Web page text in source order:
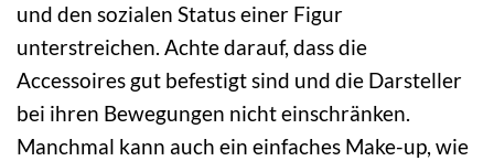
und den sozialen Status einer Figur
unterstreichen. Achte darauf, dass die
Accessoires gut befestigt sind und die Darsteller
bei ihren Bewegungen nicht einschränken.
Manchmal kann auch ein einfaches Make-up, wie